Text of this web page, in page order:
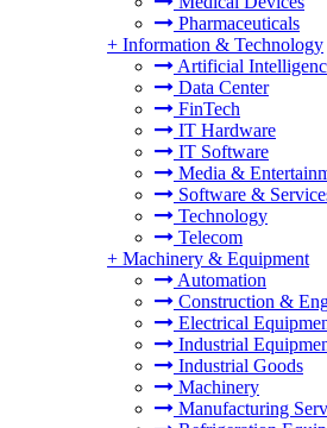
Pharmaceuticals
+ Information & Technology
Artificial
Data Center
FinTech
IT Hardware
IT Software
Media &
Software &
Technology
Telecom
+ Machinery & Equipment
Automation
Construction &
Electrical
Industrial
Industrial Goods
Machinery
Manufacturing